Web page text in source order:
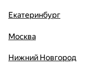
Екатеринбург
Москва
Нижний Новгород